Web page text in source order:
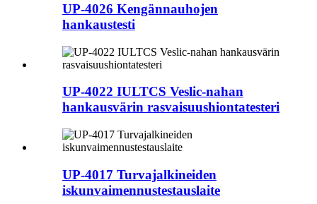
UP-4026 Kengännauhojen
hankaustesti
UP-4022 IULTCS Veslic-nahan
hankausvärin rasvaisuushiontatesteri
UP-4017 Turvajalkineiden
iskunvaimennustestauslaite